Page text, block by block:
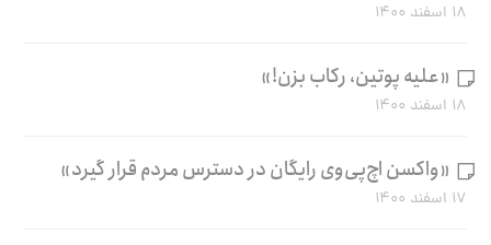
۱۸ اسفند ۱۴۰۰
«علیه پوتین، رکاب بزن!»
۱۸ اسفند ۱۴۰۰
«واکسن اچ‌پی‌وی رایگان در دسترس مردم قرار گیرد»
۱۷ اسفند ۱۴۰۰